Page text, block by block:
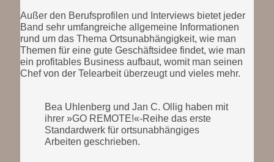
Außer den Berufsprofilen und Interviews bietet jeder
Band sehr umfangreiche allgemeine Informationen
rund um das Thema Ortsunabhängigkeit, wie man
Themen für eine gute Geschäftsidee findet, wie man
ein profitables Business aufbaut, womit man seinen
Chef von der Telearbeit überzeugt und vieles mehr.
Bea Uhlenberg und Jan C. Ollig haben mit
ihrer »GO REMOTE!«-Reihe das erste
Standardwerk für ortsunabhängiges
Arbeiten geschrieben.